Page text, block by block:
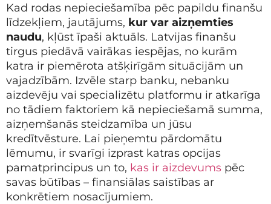
Kad rodas nepieciešamība pēc papildu finanšu
līdzekļiem, jautājums, kur var aizņemties
naudu, kļūst īpaši aktuāls. Latvijas finanšu
tirgus piedāvā vairākas iespējas, no kurām
katra ir piemērota atšķirīgām situācijām un
vajadzībām. Izvēle starp banku, nebanku
aizdevēju vai specializētu platformu ir atkarīga
no tādiem faktoriem kā nepieciešamā summa,
aizņemšanās steidzamība un jūsu
kredītvēsture. Lai pieņemtu pārdomātu
lēmumu, ir svarīgi izprast katras opcijas
pamatprincipus un to, kas ir aizdevums pēc
savas būtības – finansiālas saistības ar
konkrētiem nosacījumiem.